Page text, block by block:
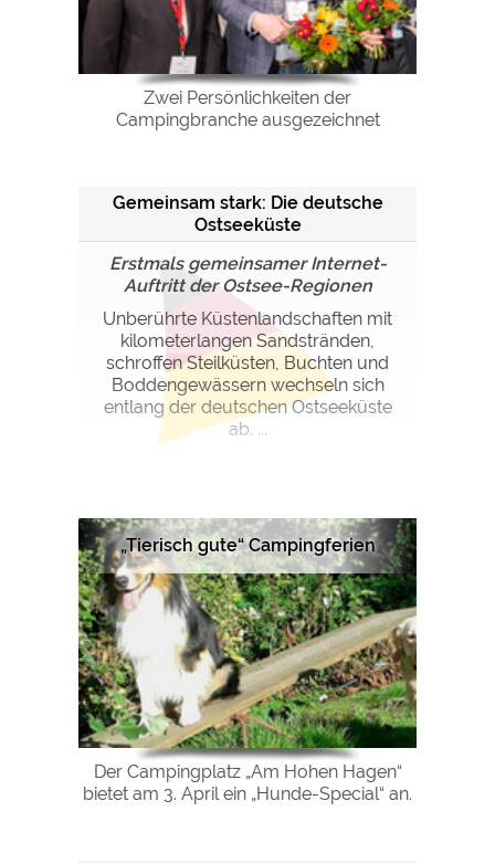
Zwei Persönlichkeiten der
Campingbranche ausgezeichnet
Gemeinsam stark: Die deutsche
Ostseeküste
Erstmals gemeinsamer Internet-
Auftritt der Ostsee-Regionen
Unberührte Küstenlandschaften mit
kilometerlangen Sandstränden,
schroffen Steilküsten, Buchten und
Boddengewässern wechseln sich
entlang der deutschen Ostseeküste
ab. ...
„Tierisch gute“ Campingferien
Der Campingplatz „Am Hohen Hagen“
bietet am 3. April ein „Hunde-Special“ an.